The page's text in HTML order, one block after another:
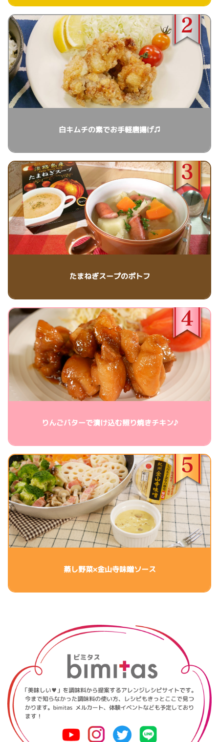
白キムチの素でお手軽唐揚げ♫
たまねぎスープのポトフ
りんごバターで漬け込む照り焼きチキン♪
蒸し野菜×金山寺味噌ソース